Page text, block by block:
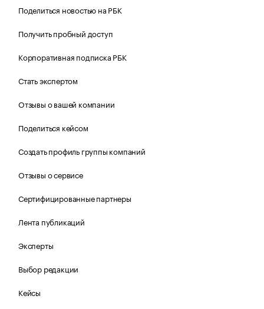
Поделиться новостью на РБК
Получить пробный доступ
Корпоративная подписка РБК
Стать экспертом
Отзывы о вашей компании
Поделиться кейсом
Создать профиль группы компаний
Отзывы о сервисе
Сертифицированные партнеры
Лента публикаций
Эксперты
Выбор редакции
Кейсы